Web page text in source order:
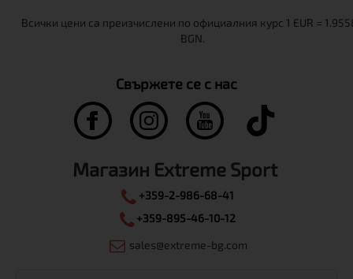
Свържете се с нас
Магазин Extreme Sport
+359-2-986-68-41
+359-895-46-10-12
sales@extreme-bg.com